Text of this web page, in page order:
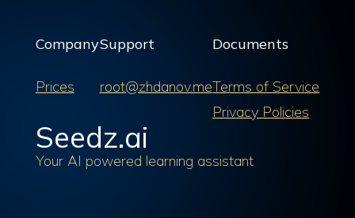
Company
Prices
Support
root@zhdanov.me
Documents
Terms of Service
Privacy Policies
Seedz.ai
Your AI powered learning assistant